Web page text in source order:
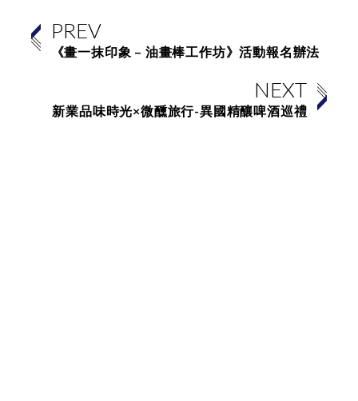
PREV
《畫一抹印象 – 油畫棒工作坊》活動報名辦法
NEXT
新業品味時光×微醺旅行-異國精釀啤酒巡禮